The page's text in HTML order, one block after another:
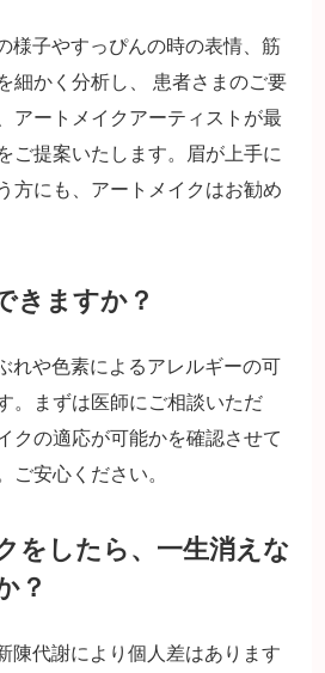
様子やすっぴんの時の表情、筋
細かく分析し、 患者さまのご要
アートメイクアーティストが最
ご提案いたします。眉が上手に
方にも、アートメイクはお勧め
きますか？
れや色素によるアレルギーの可
。まずは医師にご相談いただ
クの適応が可能かを確認させて
ご安心ください。
をしたら、一生消えな
？
陳代謝により個人差はあります